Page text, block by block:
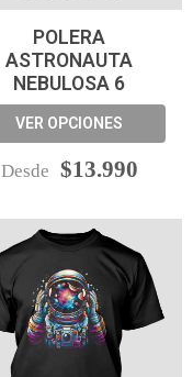
POLERA
ASTRONAUTA
NEBULOSA 6
VER OPCIONES
Desde $13.990